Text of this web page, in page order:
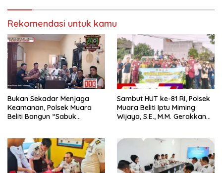
Rekomendasi untuk kamu
Bukan Sekadar Menjaga
Keamanan, Polsek Muara
Beliti Bangun “Sabuk
Sambut HUT ke-81 RI, Polsek
Muara Beliti Iptu Miming
Wijaya, S.E., M.M. Gerakkan